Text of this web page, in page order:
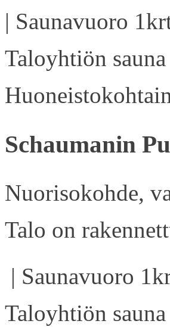
| Saunavuoro
Taloyhtiön
Schaumanin
Nuorisokohde,
Talo on
| Saunavuoro
Taloyhtiön